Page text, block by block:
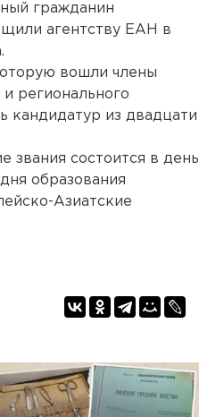
гражданин
агентству ЕАН в
вошли члены
регионального
кандидатур из двадцати
звания состоится в день
образования
Азиатские